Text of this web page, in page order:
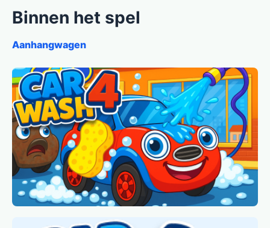
Binnen het spel
Aanhangwagen